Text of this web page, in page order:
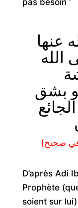
pas besoin ‘
عنها
الله
بشق
(رواه أحمد و حسنه الشيخ الألباني في صحيح
D’après Adi
Prophète
soient sur